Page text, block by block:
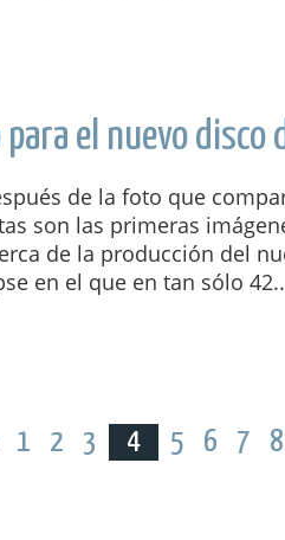
el nuevo disco
de la foto que
son las primeras
de la producción del
en el que en tan sólo
1 2 3 4 5 6 7 8